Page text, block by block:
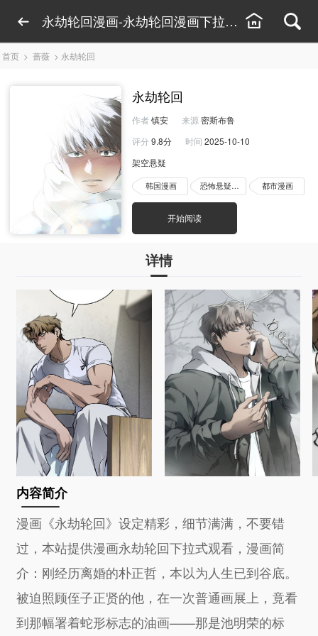
永劫轮回漫画-永劫轮回漫画下拉式观看-永劫轮
首页 > 蔷薇 > 永劫轮回
永劫轮回
作者 镇安 来源 密斯布鲁
评分 9.8分 时间 2025-10-10
架空悬疑
韩国漫画 恐怖悬疑漫画 都市漫画
开始阅读
详情
内容简介
漫画《永劫轮回》设定精彩，细节满满，不要错
过，本站提供漫画永劫轮回下拉式观看，漫画简
介：刚经历离婚的朴正哲，本以为人生已到谷底。
被迫照顾侄子正贤的他，在一次普通画展上，竟看
到那幅署着蛇形标志的油画——那是池明荣的标